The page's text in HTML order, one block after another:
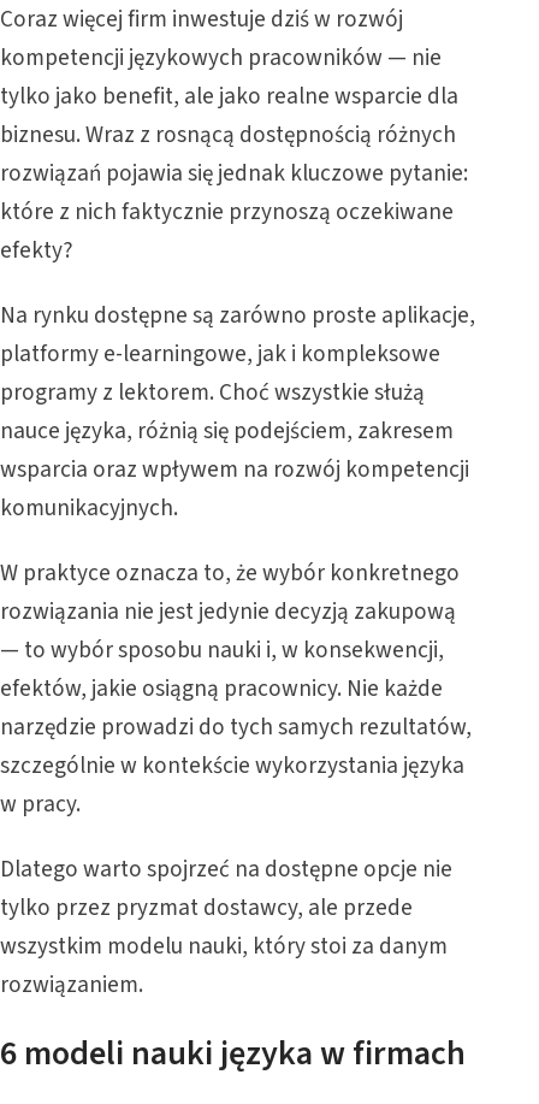
Coraz więcej firm inwestuje dziś w rozwój
kompetencji językowych pracowników — nie
tylko jako benefit, ale jako realne wsparcie dla
biznesu. Wraz z rosnącą dostępnością różnych
rozwiązań pojawia się jednak kluczowe pytanie:
które z nich faktycznie przynoszą oczekiwane
efekty?
Na rynku dostępne są zarówno proste aplikacje,
platformy e-learningowe, jak i kompleksowe
programy z lektorem. Choć wszystkie służą
nauce języka, różnią się podejściem, zakresem
wsparcia oraz wpływem na rozwój kompetencji
komunikacyjnych.
W praktyce oznacza to, że wybór konkretnego
rozwiązania nie jest jedynie decyzją zakupową
— to wybór sposobu nauki i, w konsekwencji,
efektów, jakie osiągną pracownicy. Nie każde
narzędzie prowadzi do tych samych rezultatów,
szczególnie w kontekście wykorzystania języka
w pracy.
Dlatego warto spojrzeć na dostępne opcje nie
tylko przez pryzmat dostawcy, ale przede
wszystkim modelu nauki, który stoi za danym
rozwiązaniem.
6 modeli nauki języka w firmach